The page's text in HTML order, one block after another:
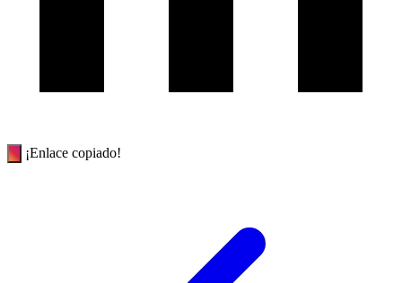
¡Enlace copiado!